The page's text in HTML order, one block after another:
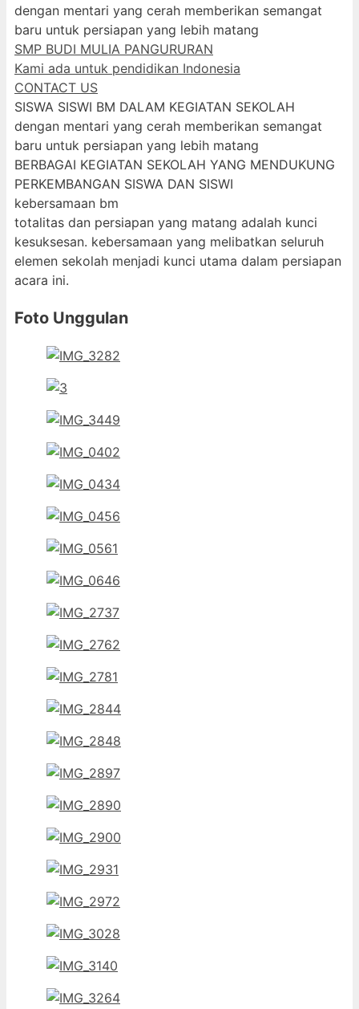
dengan mentari yang cerah memberikan semangat
baru untuk persiapan yang lebih matang
SMP BUDI MULIA PANGURURAN
Kami ada untuk pendidikan Indonesia
CONTACT US
SISWA SISWI BM DALAM KEGIATAN SEKOLAH
dengan mentari yang cerah memberikan semangat
baru untuk persiapan yang lebih matang
BERBAGAI KEGIATAN SEKOLAH YANG MENDUKUNG
PERKEMBANGAN SISWA DAN SISWI
kebersamaan bm
totalitas dan persiapan yang matang adalah kunci
kesuksesan. kebersamaan yang melibatkan seluruh
elemen sekolah menjadi kunci utama dalam persiapan
acara ini.
Foto Unggulan